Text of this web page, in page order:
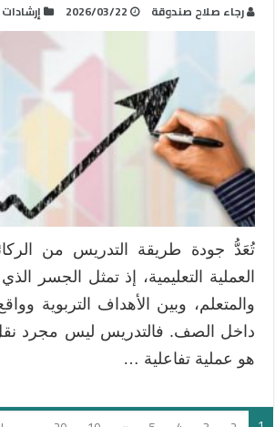
رجاء صلاح صندوقة 2026/03/22 إرشادات
تُعَدُّ جودة طريقة التدريس من
العملية التعليمية، إذ تمثل الجسر
والمتعلم، وبين الأهداف التربوية
داخل الصف. فالتدريس ليس مجرد
هو عملية تفاعلية …